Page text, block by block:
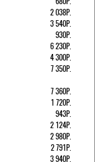
2 038Р.
3 540Р.
930Р.
6 230Р.
4 300Р.
7 350Р.
7 360Р.
1 720Р.
943Р.
2 124Р.
2 980Р.
2 791Р.
3 940Р.